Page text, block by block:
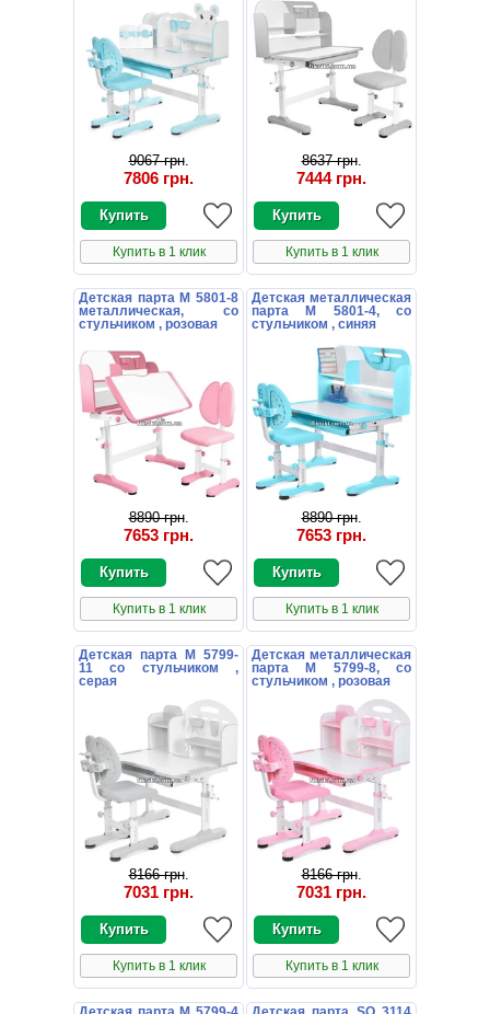
9067 грн.
7806 грн.
Купить в 1 клик
8637 грн.
7444 грн.
Купить в 1 клик
Детская парта M 5801-8
металлическая, со
стульчиком , розовая
8890 грн.
7653 грн.
Купить в 1 клик
Детская металлическая
парта M 5801-4, со
стульчиком , синяя
8890 грн.
7653 грн.
Купить в 1 клик
Детская парта M 5799-
11 со стульчиком ,
серая
8166 грн.
7031 грн.
Купить в 1 клик
Детская металлическая
парта M 5799-8, со
стульчиком , розовая
8166 грн.
7031 грн.
Купить в 1 клик